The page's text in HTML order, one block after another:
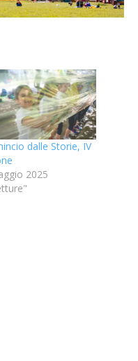
dalle Storie, IV
2025